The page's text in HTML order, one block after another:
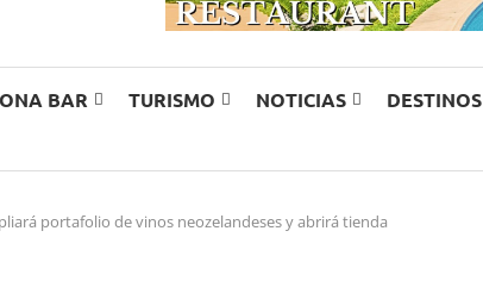
BAR TURISMO NOTICIAS DESTINOS
portafolio de vinos neozelandeses y abrirá tienda